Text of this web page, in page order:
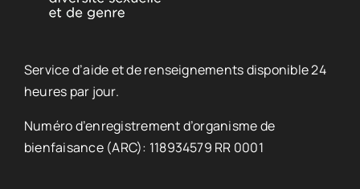
Service d’aide et de renseignements disponible 24
heures par jour.
Numéro d’enregistrement d’organisme de
bienfaisance (ARC): 118934579 RR 0001